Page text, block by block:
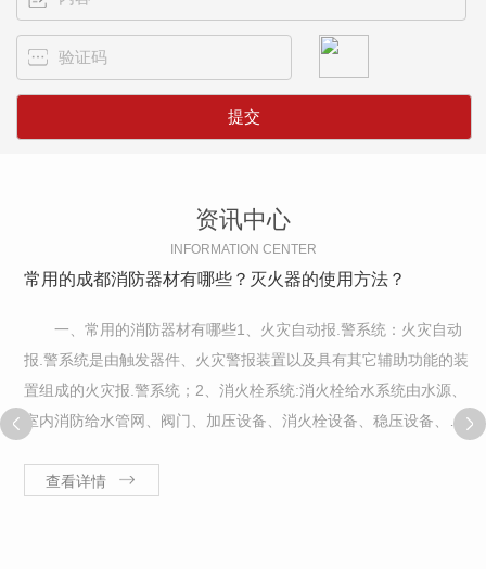
资讯中心
INFORMATION CENTER
常用的成都消防器材有哪些？灭火器的使用方法？
一、常用的消防器材有哪些1、火灾自动报.警系统：火灾自动
报.警系统是由触发器件、火灾警报装置以及具有其它辅助功能的装
置组成的火灾报.警系统；2、消火栓系统:消火栓给水系统由水源、
室内消防给水管网、阀门、加压设备、消火栓设备、稳压设备、水
喷水灭火系统（水喷雾灭火...
查看详情